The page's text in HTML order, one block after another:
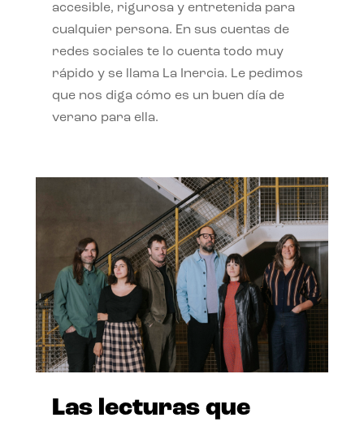
accesible, rigurosa y entretenida para
cualquier persona. En sus cuentas de
redes sociales te lo cuenta todo muy
rápido y se llama La Inercia. Le pedimos
que nos diga cómo es un buen día de
verano para ella.
Las lecturas que